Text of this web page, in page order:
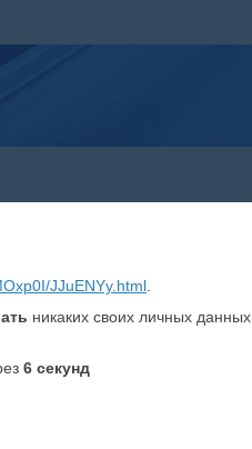
JJuENYy.html.
никаких своих личных данных
6секунд